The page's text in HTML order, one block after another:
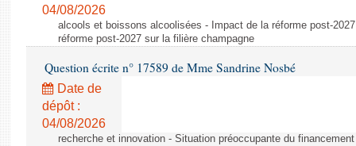
04/08/2026
alcools et boissons alcoolisées - Impact de la réforme post-
réforme post-2027 sur la filière champagne
Question écrite n° 17589 de Mme Sandrine Nosbé
Date de
dépôt :
04/08/2026
recherche et innovation - Situation préoccupante du